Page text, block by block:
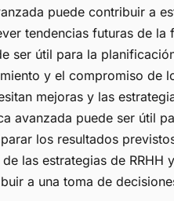
puede contribuir a
tendencias futuras de
ser útil para la
y el compromiso de
mejoras y las
avanzada puede ser útil
los resultados
las estrategias de RRHH
a una toma de